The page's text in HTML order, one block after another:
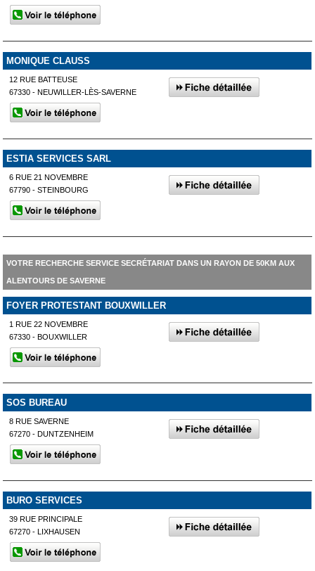
MONIQUE CLAUSS
12 RUE BATTEUSE
67330 - NEUWILLER-LÈS-SAVERNE
ESTIA SERVICES SARL
6 RUE 21 NOVEMBRE
67790 - STEINBOURG
VOTRE RECHERCHE SERVICE SECRÉTARIAT DANS UN RAYON DE 50KM AUX
ALENTOURS DE SAVERNE
FOYER PROTESTANT BOUXWILLER
1 RUE 22 NOVEMBRE
67330 - BOUXWILLER
SOS BUREAU
8 RUE SAVERNE
67270 - DUNTZENHEIM
BURO SERVICES
39 RUE PRINCIPALE
67270 - LIXHAUSEN